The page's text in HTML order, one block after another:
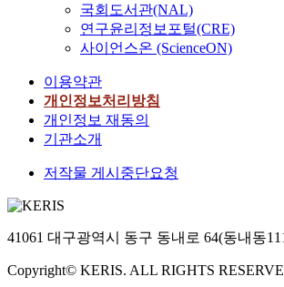
국회도서관(NAL)
연구윤리정보포털(CRE)
사이언스온 (ScienceON)
이용약관
개인정보처리방침
개인정보 재동의
기관소개
저작물 게시중단요청
41061 대구광역시 동구 동내로 64(동내동
Copyright© KERIS. ALL RIGHTS